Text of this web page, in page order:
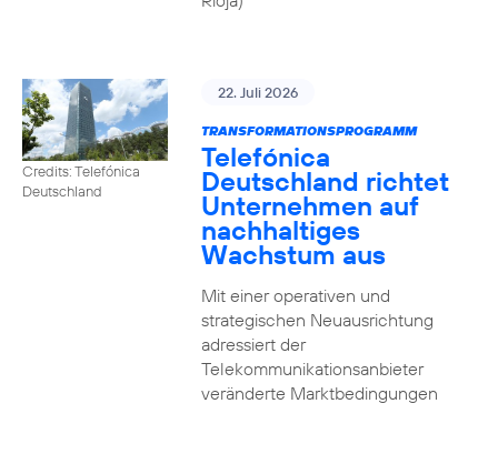
Credits: Telefónica
Deutschland
22. Juli 2026
TRANSFORMATIONSPROGRAMM
Telefónica
Deutschland richtet
Unternehmen auf
nachhaltiges
Wachstum aus
Mit einer operativen und
strategischen Neuausrichtung
adressiert der
Telekommunikationsanbieter
veränderte Marktbedingungen